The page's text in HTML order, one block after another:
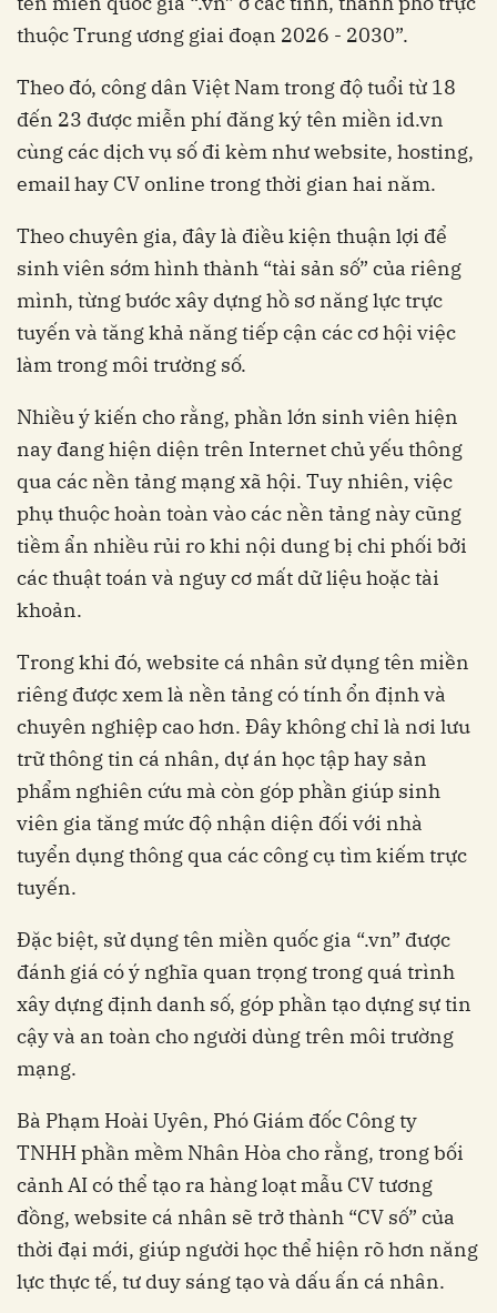
thuộc Trung ương giai đoạn 2026 - 2030”.
Theo đó, công dân Việt Nam trong độ tuổi từ 18
đến 23 được miễn phí đăng ký tên miền id.vn
cùng các dịch vụ số đi kèm như website, hosting,
email hay CV online trong thời gian hai năm.
Theo chuyên gia, đây là điều kiện thuận lợi để
sinh viên sớm hình thành “tài sản số” của riêng
mình, từng bước xây dựng hồ sơ năng lực trực
tuyến và tăng khả năng tiếp cận các cơ hội việc
làm trong môi trường số.
Nhiều ý kiến cho rằng, phần lớn sinh viên hiện
nay đang hiện diện trên Internet chủ yếu thông
qua các nền tảng mạng xã hội. Tuy nhiên, việc
phụ thuộc hoàn toàn vào các nền tảng này cũng
tiềm ẩn nhiều rủi ro khi nội dung bị chi phối bởi
các thuật toán và nguy cơ mất dữ liệu hoặc tài
khoản.
Trong khi đó, website cá nhân sử dụng tên miền
riêng được xem là nền tảng có tính ổn định và
chuyên nghiệp cao hơn. Đây không chỉ là nơi lưu
trữ thông tin cá nhân, dự án học tập hay sản
phẩm nghiên cứu mà còn góp phần giúp sinh
viên gia tăng mức độ nhận diện đối với nhà
tuyển dụng thông qua các công cụ tìm kiếm trực
tuyến.
Đặc biệt, sử dụng tên miền quốc gia “.vn” được
đánh giá có ý nghĩa quan trọng trong quá trình
xây dựng định danh số, góp phần tạo dựng sự tin
cậy và an toàn cho người dùng trên môi trường
mạng.
Bà Phạm Hoài Uyên, Phó Giám đốc Công ty
TNHH phần mềm Nhân Hòa cho rằng, trong bối
cảnh AI có thể tạo ra hàng loạt mẫu CV tương
đồng, website cá nhân sẽ trở thành “CV số” của
thời đại mới, giúp người học thể hiện rõ hơn năng
lực thực tế, tư duy sáng tạo và dấu ấn cá nhân.